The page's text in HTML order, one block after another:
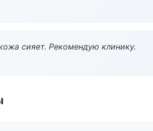
сияет. Рекомендую клинику.